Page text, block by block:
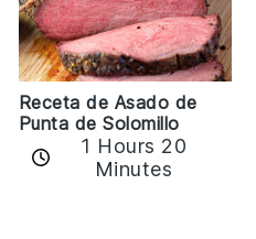
Receta de Asado de
Punta de Solomillo
1 Hours 20
Minutes